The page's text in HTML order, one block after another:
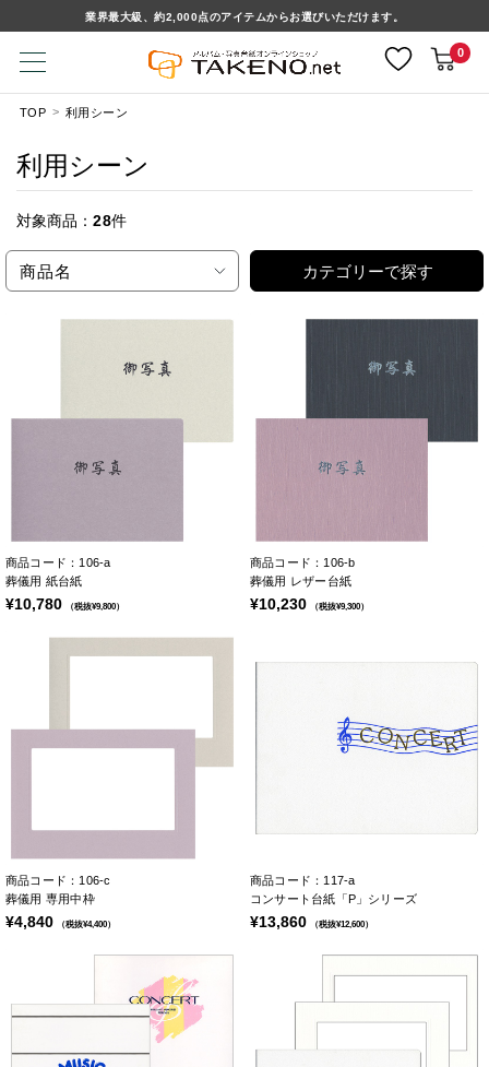
業界最大級、約2,000点のアイテムからお選びいただけます。
0
TOP 利用シーン
利用シーン
対象商品： 28件
商品名 カテゴリーで探す
商品コード：106-a
葬儀用 紙台紙
¥10,780 （税抜¥9,800）
商品コード：106-b
葬儀用 レザー台紙
¥10,230 （税抜¥9,300）
商品コード：106-c
葬儀用 専用中枠
¥4,840 （税抜¥4,400）
商品コード：117-a
コンサート台紙「P」シリーズ
¥13,860 （税抜¥12,600）